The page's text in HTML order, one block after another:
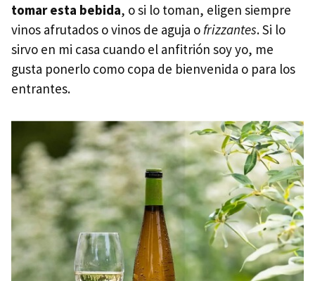
tomar esta bebida, o si lo toman, eligen siempre
vinos afrutados o vinos de aguja o frizzantes. Si lo
sirvo en mi casa cuando el anfitrión soy yo, me
gusta ponerlo como copa de bienvenida o para los
entrantes.